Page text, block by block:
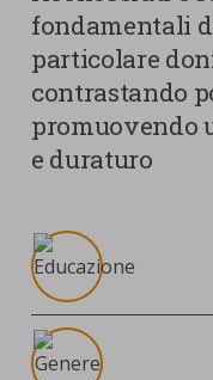
fondamentali
particolare
contrastando
promuovendo
e duraturo